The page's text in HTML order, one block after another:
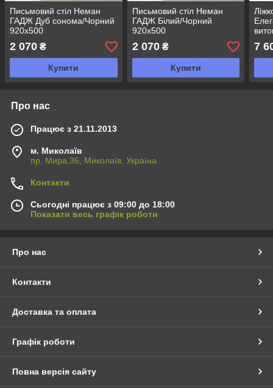
Письмовий стіл Неман
ГАДЖ Дуб сонома/Чорний
920х500
2 070 ₴
Купити
Письмовий стіл Неман
ГАДЖ Білий/Чорний
920х500
2 070₴
Купити
7
Про нас
Працює з 21.11.2013
м. Миколаїв
пр. Мира,36, Миколаїв, Україна
Контакти
Сьогодні працює з 09:00 до 18:00
Показати весь графік роботи
Про нас
Контакти
Доставка та оплата
Графік роботи
Повна версія сайту